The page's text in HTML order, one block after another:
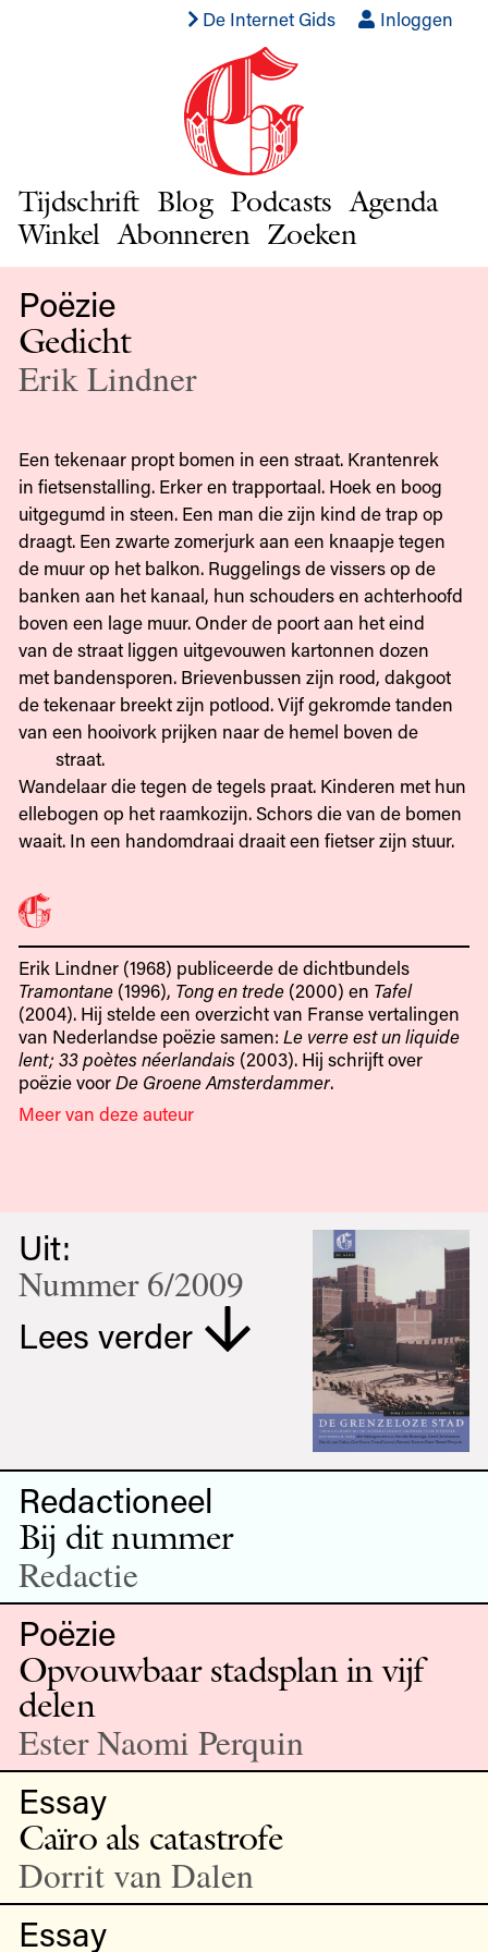
De Internet Gids Inloggen
Tijdschrift Blog Podcasts Agenda
Winkel Abonneren Zoeken
Poëzie
Gedicht
Erik Lindner
Een tekenaar propt bomen in een straat. Krantenrek
in fietsenstalling. Erker en trapportaal. Hoek en boog
uitgegumd in steen. Een man die zijn kind de trap op
draagt. Een zwarte zomerjurk aan een knaapje tegen
de muur op het balkon. Ruggelings de vissers op de
banken aan het kanaal, hun schouders en achterhoofd
boven een lage muur. Onder de poort aan het eind
van de straat liggen uitgevouwen kartonnen dozen
met bandensporen. Brievenbussen zijn rood, dakgoot
de tekenaar breekt zijn potlood. Vijf gekromde tanden
van een hooivork prijken naar de hemel boven de
straat.
Wandelaar die tegen de tegels praat. Kinderen met hun
ellebogen op het raamkozijn. Schors die van de bomen
waait. In een handomdraai draait een fietser zijn stuur.
Erik Lindner (1968) publiceerde de dichtbundels
Tramontane(1996), Tong en trede(2000) en Tafel
(2004). Hij stelde een overzicht van Franse vertalingen
van Nederlandse poëzie samen: Le verre est un liquide
lent; 33 poètes néerlandais (2003). Hij schrijft over
poëzie voorDe Groene Amsterdammer.
Meer van deze auteur
Uit:
Nummer 6/2009
Lees verder
Redactioneel
Bij dit nummer
Redactie
Poëzie
Opvouwbaar stadsplan in vijf
delen
Ester Naomi Perquin
Essay
Caïro als catastrofe
Dorrit van Dalen
Essay